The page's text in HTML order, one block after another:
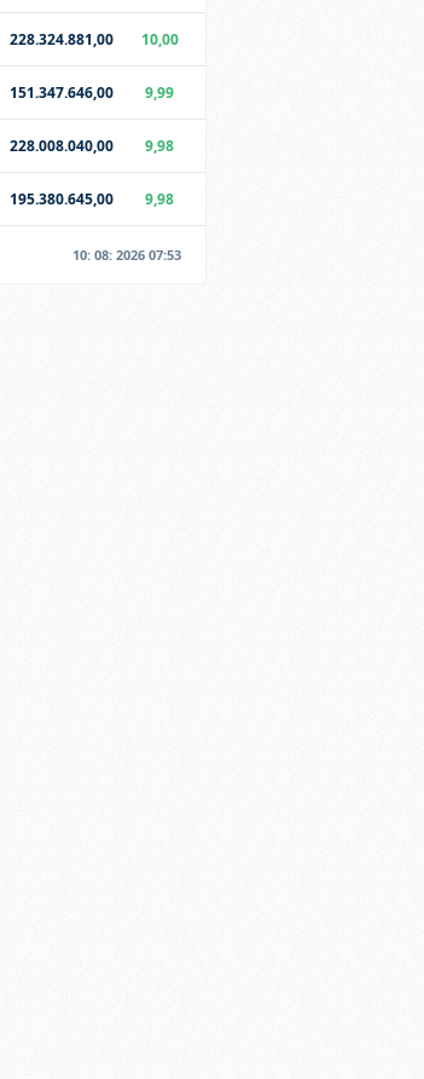
228.324.881,00 10,00
151.347.646,00 9,99
228.008.040,00 9,98
195.380.645,00 9,98
10: 08: 2026 07:53